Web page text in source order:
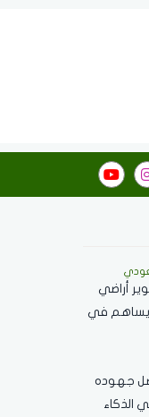
أراضي
يساهم في
جهوده
الذكاء